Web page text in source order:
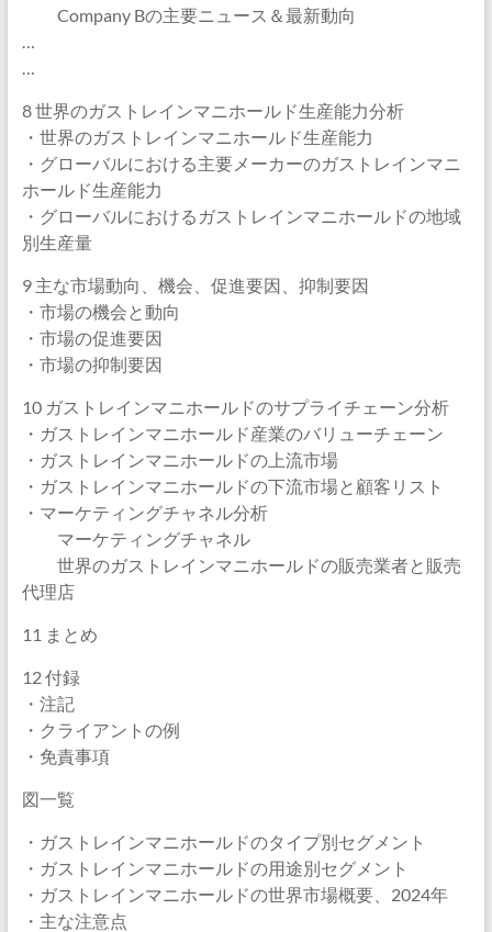
Company Bの主要ニュース＆最新動向
…
…
8 世界のガストレインマニホールド生産能力分析
・世界のガストレインマニホールド生産能力
・グローバルにおける主要メーカーのガストレインマニ
ホールド生産能力
・グローバルにおけるガストレインマニホールドの地域
別生産量
9 主な市場動向、機会、促進要因、抑制要因
・市場の機会と動向
・市場の促進要因
・市場の抑制要因
10 ガストレインマニホールドのサプライチェーン分析
・ガストレインマニホールド産業のバリューチェーン
・ガストレインマニホールドの上流市場
・ガストレインマニホールドの下流市場と顧客リスト
・マーケティングチャネル分析
マーケティングチャネル
世界のガストレインマニホールドの販売業者と販売
代理店
11 まとめ
12 付録
・注記
・クライアントの例
・免責事項
図一覧
・ガストレインマニホールドのタイプ別セグメント
・ガストレインマニホールドの用途別セグメント
・ガストレインマニホールドの世界市場概要、2024年
・主な注意点